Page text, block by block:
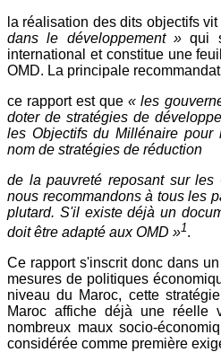
la réalisation des dits objectifs
dans le développement »qui
international et constitue une
OMD. La principale
ce rapport est que« les
doter de stratégies de
les Objectifs du Millénaire
nom de stratégies de réduction
de la pauvreté reposant sur
nous recommandons à tous les
plutard. S'il existe déjà un
doit être adapté aux OMD »1.
Ce rapport s'inscrit donc dans
mesures de politiques
niveau du Maroc, cette
Maroc affiche déjà une réelle
nombreux maux socio-
considérée comme première